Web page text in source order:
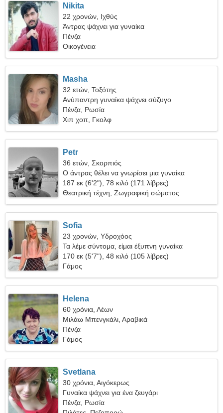
Nikita
22 χρονών, Ιχθύς
Άντρας ψάχνει για γυναίκα
Πένζα
Οικογένεια
Masha
32 ετών, Τοξότης
Ανύπαντρη γυναίκα ψάχνει σύζυγο
Πένζα, Ρωσία
Χιπ χοπ, Γκολφ
Petr
36 ετών, Σκορπιός
Ο άντρας θέλει να γνωρίσει μια γυναίκα
187 εκ (6'2"), 78 κιλό (171 λίβρες)
Θεατρική τέχνη, Ζωγραφική σώματος
Sofia
23 χρονών, Υδροχόος
Τα λέμε σύντομα, είμαι έξυπνη γυναίκα
170 εκ (5'7"), 48 κιλό (105 λίβρες)
Γάμος
Helena
60 χρόνια, Λέων
Μιλάω Μπενγκάλι, Αραβικά
Πένζα
Γάμος
Svetlana
30 χρόνια, Αιγόκερως
Γυναίκα ψάχνει για ένα ζευγάρι
Πένζα, Ρωσία